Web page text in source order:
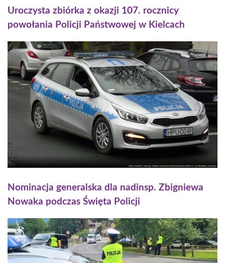
Uroczysta zbiórka z okazji 107. rocznicy
powołania Policji Państwowej w Kielcach
Nominacja generalska dla nadinsp. Zbigniewa
Nowaka podczas Święta Policji